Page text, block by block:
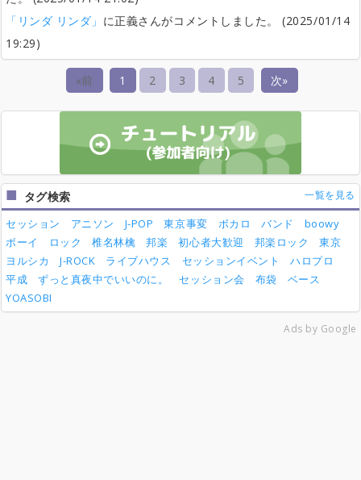
「リンダ リンダ」 に正義さんがコメントしました。 (2025/01/14
19:29)
«前 1 2 3 4 5 次»
タグ検索 一覧を見る
セッション アニソン J-POP 東京事変 ボカロ バンド
boowy
ボーイ
ロック 椎名林檎 邦楽 初心者大歓迎 邦楽ロック
東京
ヨルシカ
J-ROCK ライブハウス セッションイベント
ハロプロ
平成
ずっと真夜中でいいのに。 セッション会 布袋
ベース
YOASOBI
Ads by Google